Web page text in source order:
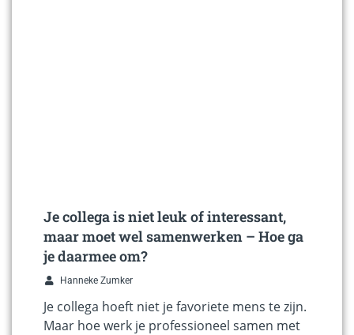
Je collega is niet leuk of interessant,
maar moet wel samenwerken – Hoe ga
je daarmee om?
Hanneke Zumker
Je collega hoeft niet je favoriete mens te zijn.
Maar hoe werk je professioneel samen met